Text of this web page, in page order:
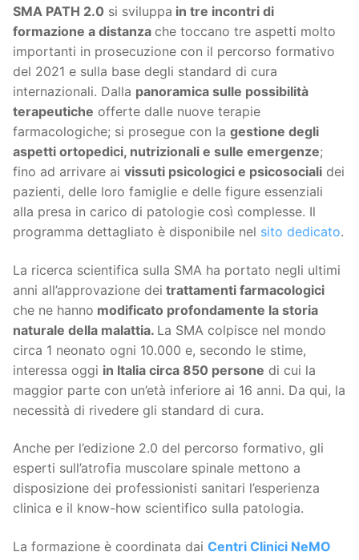
SMA PATH 2.0 si sviluppa in tre incontri di
formazione a distanza che toccano tre aspetti molto
importanti in prosecuzione con il percorso formativo
del 2021 e sulla base degli standard di cura
internazionali. Dalla panoramica sulle possibilità
terapeutiche offerte dalle nuove terapie
farmacologiche; si prosegue con la gestione degli
aspetti ortopedici, nutrizionali e sulle emergenze;
fino ad arrivare ai vissuti psicologici e psicosociali dei
pazienti, delle loro famiglie e delle figure essenziali
alla presa in carico di patologie così complesse. Il
programma dettagliato è disponibile nel sito dedicato.
La ricerca scientifica sulla SMA ha portato negli ultimi
anni all’approvazione dei trattamenti farmacologici
che ne hanno modificato profondamente la storia
naturale della malattia. La SMA colpisce nel mondo
circa 1 neonato ogni 10.000 e, secondo le stime,
interessa oggi in Italia circa 850 persone di cui la
maggior parte con un’età inferiore ai 16 anni. Da qui, la
necessità di rivedere gli standard di cura.
Anche per l’edizione 2.0 del percorso formativo, gli
esperti sull’atrofia muscolare spinale mettono a
disposizione dei professionisti sanitari l’esperienza
clinica e il know-how scientifico sulla patologia.
La formazione è coordinata dai Centri Clinici NeMO